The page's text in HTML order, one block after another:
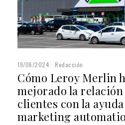
19/06/2024 Redacción
Cómo Leroy Merlin
mejorado la relación
clientes con la
marketing